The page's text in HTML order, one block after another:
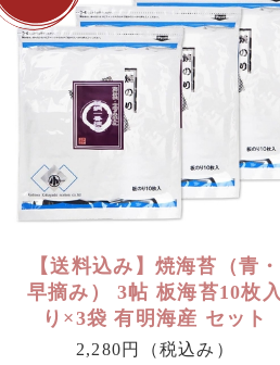
【送料込み】焼海苔（青・
早摘み） 3帖 板海苔10枚入
り×3袋 有明海産 セット
2,280円 （税込み）